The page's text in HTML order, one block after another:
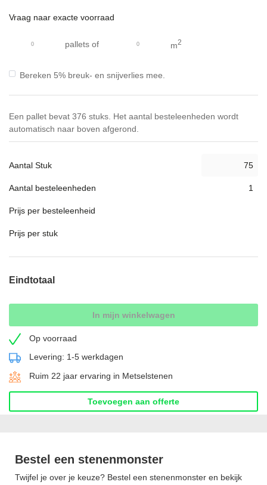
afbeeldingen-
Vraag naar exacte voorraad
pallets of m2
Bereken 5% breuk- en snijverlies mee.
Een pallet bevat 376 stuks. Het aantal besteleenheden wordt
automatisch naar boven afgerond.
Aantal Stuk
Aantal besteleenheden
Prijs per besteleenheid
Prijs per stuk
Eindtotaal
In mijn winkelwagen
Op voorraad
Levering: 1-5 werkdagen
Ruim 22 jaar ervaring in Metselstenen
Toevoegen aan offerte
Bestel een stenenmonster
Twijfel je over je keuze? Bestel een stenenmonster en bekijk